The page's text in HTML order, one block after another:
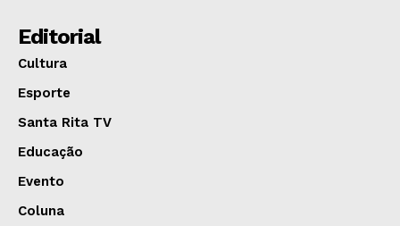
Editorial
Cultura
Esporte
Santa Rita TV
Educação
Evento
Coluna